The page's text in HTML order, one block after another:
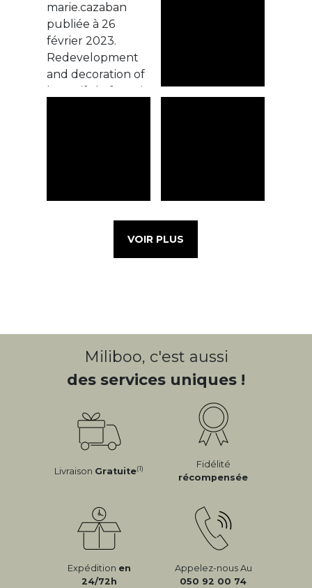
VOIR PLUS
Miliboo, c'est aussi
des services uniques !
Livraison Gratuite(1)
Fidélité
récompensée
Expédition en
24/72h
Appelez-nous Au
050 92 00 74